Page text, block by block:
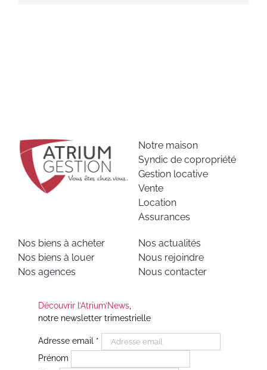
Notre maison
Syndic de copropriété
Gestion locative
Vente
Location
Assurances
Nos biens à acheter
Nos biens à louer
Nos agences
Nos actualités
Nous rejoindre
Nous contacter
Découvrir l’Atrium’News,
notre newsletter trimestrielle
Adresse email *
Prénom